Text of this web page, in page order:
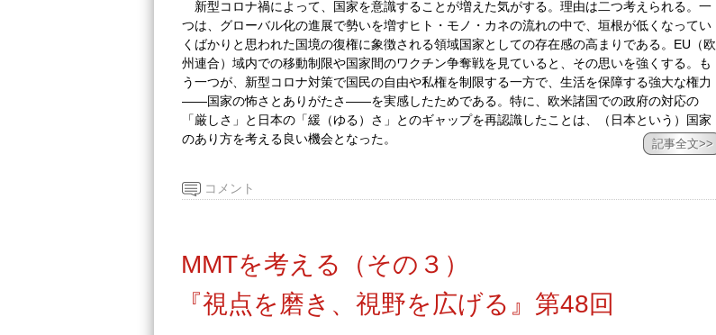
新型コロナ禍によって、国家を意識することが増えた気がする。理由は二つ考えられる。一
つは、グローバル化の進展で勢いを増すヒト・モノ・カネの流れの中で、垣根が低くなってい
くばかりと思われた国境の復権に象徴される領域国家としての存在感の高まりである。EU（欧
州連合）域内での移動制限や国家間のワクチン争奪戦を見ていると、その思いを強くする。も
う一つが、新型コロナ対策で国民の自由や私権を制限する一方で、生活を保障する強大な権力
――国家の怖さとありがたさ――を実感したためである。特に、欧米諸国での政府の対応の
「厳しさ」と日本の「緩（ゆる）さ」とのギャップを再認識したことは、（日本という）国家
のあり方を考える良い機会となった。
記事全文>>
コメント
MMTを考える（その３）
『視点を磨き、視野を広げる』第48回